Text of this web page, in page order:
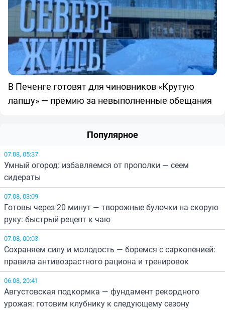
В Печенге готовят для чиновников «Крутую
лапшу» — премию за невыполненные обещания
Популярное
07.08, 05:37
Умный огород: избавляемся от прополки — сеем
сидераты
07.08, 03:09
Готовы через 20 минут — творожные булочки на скорую
руку: быстрый рецепт к чаю
07.08, 00:03
Сохраняем силу и молодость — боремся с саркопенией:
правила антивозрастного рациона и тренировок
06.08, 20:41
Августовская подкормка — фундамент рекордного
урожая: готовим клубнику к следующему сезону